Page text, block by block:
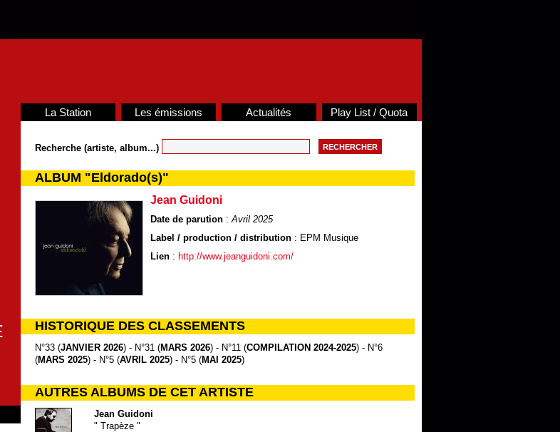
La Station Les émissions Actualités Play List / Quota
Recherche (artiste, album...)
ALBUM "Eldorado(s)"
Jean Guidoni
Date de parution:Avril 2025
Label / production / distribution: EPM Musique
Lien: http://www.jeanguidoni.com/
HISTORIQUE DES CLASSEMENTS
N°33 (JANVIER 2026) - N°31 (MARS 2026) - N°11 (COMPILATION 2024-2025) - N°6
(MARS 2025) - N°5 (AVRIL 2025) - N°5 (MAI 2025)
AUTRES ALBUMS DE CET ARTISTE
Jean Guidoni
" Trapèze "